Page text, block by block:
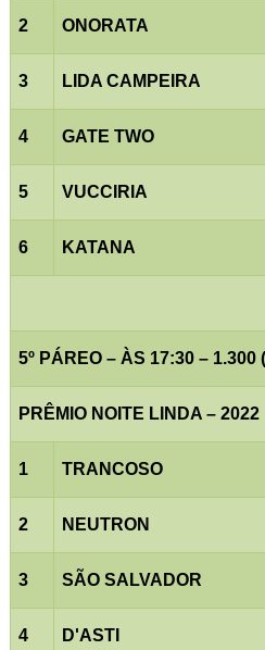
2 ONORATA
3 LIDA CAMPEIRA
4 GATE TWO
5 VUCCIRIA
6 KATANA
5º PÁREO – ÀS 17:30 – 1.300
PRÊMIO NOITE LINDA – 2022
1 TRANCOSO
2 NEUTRON
3 SÃO SALVADOR
4 D'ASTI